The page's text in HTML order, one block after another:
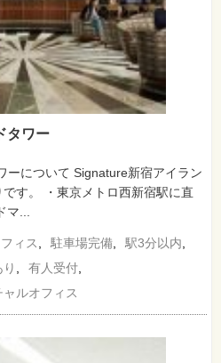
タワー
ーについて Signature新宿アイラン
す。 ・東京メトロ西新宿駅に直
マ...
ィス, 駐車場完備, 駅3分以内,
, 有人受付,
ャルオフィス